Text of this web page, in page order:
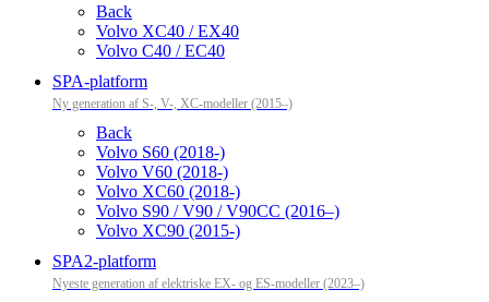
Back
Volvo XC40 / EX40
Volvo C40 / EC40
SPA-platform
Ny generation af S-, V-, XC-modeller (2015–)
Back
Volvo S60 (2018-)
Volvo V60 (2018-)
Volvo XC60 (2018-)
Volvo S90 / V90 / V90CC (2016–)
Volvo XC90 (2015-)
SPA2-platform
Nyeste generation af elektriske EX- og ES-modeller (2023–)